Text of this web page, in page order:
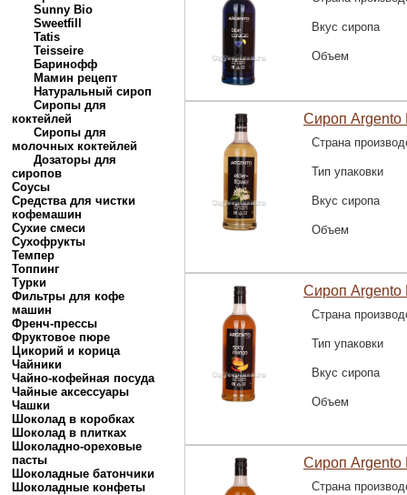
Sunny Bio
Sweetfill
Tatis
Teisseire
Баринофф
Мамин рецепт
Натуральный сироп
Сиропы для
коктейлей
Сиропы для
молочных коктейлей
Дозаторы для
сиропов
Соусы
Средства для чистки
кофемашин
Сухие смеси
Сухофрукты
Темпер
Топпинг
Турки
Фильтры для кофе
машин
Френч-прессы
Фруктовое пюре
Цикорий и корица
Чайники
Чайно-кофейная посуда
Чайные аксессуары
Чашки
Шоколад в коробках
Шоколад в плитках
Шоколадно-ореховые
пасты
Шоколадные батончики
Шоколадные конфеты
Вкус сиропа
Объем
Сироп Argento
Страна
Тип упаковки
Вкус сиропа
Объем
Сироп Argento
Страна
Тип упаковки
Вкус сиропа
Объем
Сироп Argento
Страна